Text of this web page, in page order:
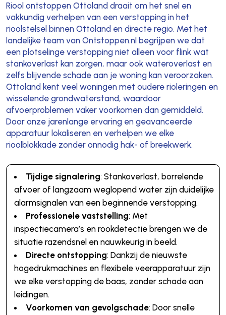
Riool ontstoppen Ottoland draait om het snel en
vakkundig verhelpen van een verstopping in het
rioolstelsel binnen Ottoland en directe regio. Met het
landelijke team van Ontstoppen.nl begrijpen we dat
een plotselinge verstopping niet alleen voor flink wat
stankoverlast kan zorgen, maar ook wateroverlast en
zelfs blijvende schade aan je woning kan veroorzaken.
Ottoland kent veel woningen met oudere rioleringen en
wisselende grondwaterstand, waardoor
afvoerproblemen vaker voorkomen dan gemiddeld.
Door onze jarenlange ervaring en geavanceerde
apparatuur lokaliseren en verhelpen we elke
rioolblokkade zonder onnodig hak- of breekwerk.
Tijdige signalering: Stankoverlast, borrelende
afvoer of langzaam weglopend water zijn duidelijke
alarmsignalen van een beginnende verstopping.
Professionele vaststelling: Met
inspectiecamera’s en rookdetectie brengen we de
situatie razendsnel en nauwkeurig in beeld.
Directe ontstopping: Dankzij de nieuwste
hogedrukmachines en flexibele veerapparatuur zijn
we elke verstopping de baas, zonder schade aan
leidingen.
Voorkomen van gevolgschade: Door snelle